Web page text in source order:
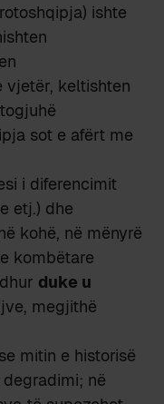
ishte
vjetër, keltishten
sot e afërt me
i diferencimit
etj.) dhe
kohë, në mënyrë
kombëtare
duke u
megjithë
mitin e historisë
në